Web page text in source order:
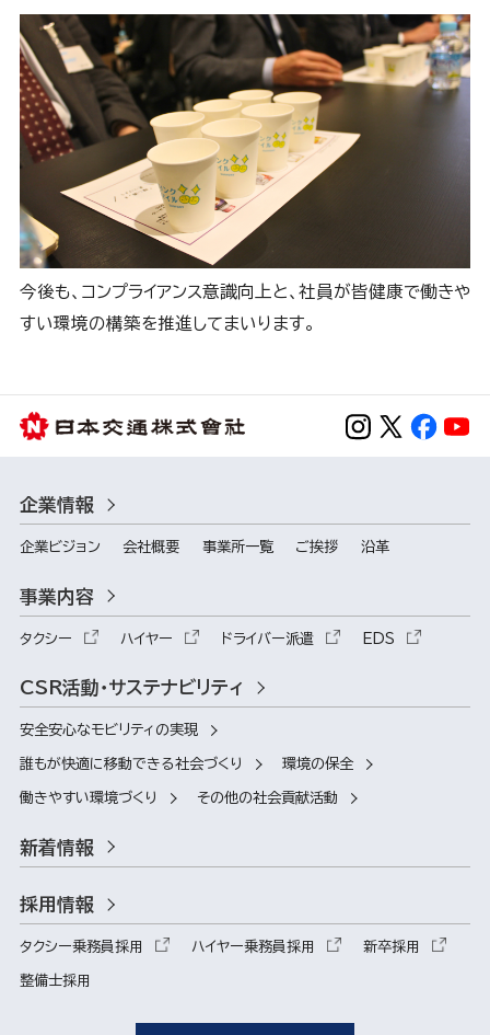
今後も、コンプライアンス意識向上と、社員が皆健康で働きや
すい環境の構築を推進してまいります。
企業情報
企業ビジョン 会社概要 事業所一覧 ご挨拶 沿革
事業内容
タクシー ハイヤー ドライバー派遣 EDS
CSR活動・サステナビリティ
安全安心なモビリティの実現
誰もが快適に移動できる社会づくり 環境の保全
働きやすい環境づくり その他の社会貢献活動
新着情報
採用情報
タクシー乗務員採用 ハイヤー乗務員採用 新卒採用
整備士採用